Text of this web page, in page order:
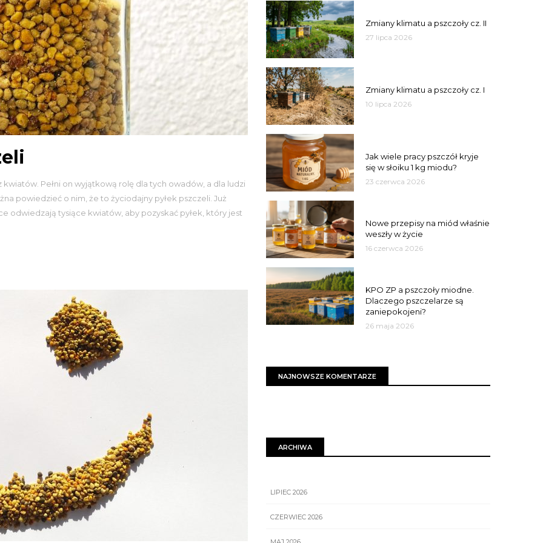
Pełni on wyjątkową rolę dla tych owadów, a dla ludzi
powiedzieć o nim, że to życiodajny pyłek pszczeli. Już
odwiedzają tysiące kwiatów, aby pozyskać pyłek, który jest
Zmiany klimatu a pszczoły cz. II
27 lipca 2026
Zmiany klimatu a pszczoły cz. I
10 lipca 2026
Jak wiele pracy pszczół kryje
się w słoiku 1 kg miodu?
23 czerwca 2026
Nowe przepisy na miód właśnie
weszły w życie
16 czerwca 2026
KPO ZP a pszczoły miodne.
Dlaczego pszczelarze są
zaniepokojeni?
26 maja 2026
NAJNOWSZE KOMENTARZE
ARCHIWA
LIPIEC 2026
CZERWIEC 2026